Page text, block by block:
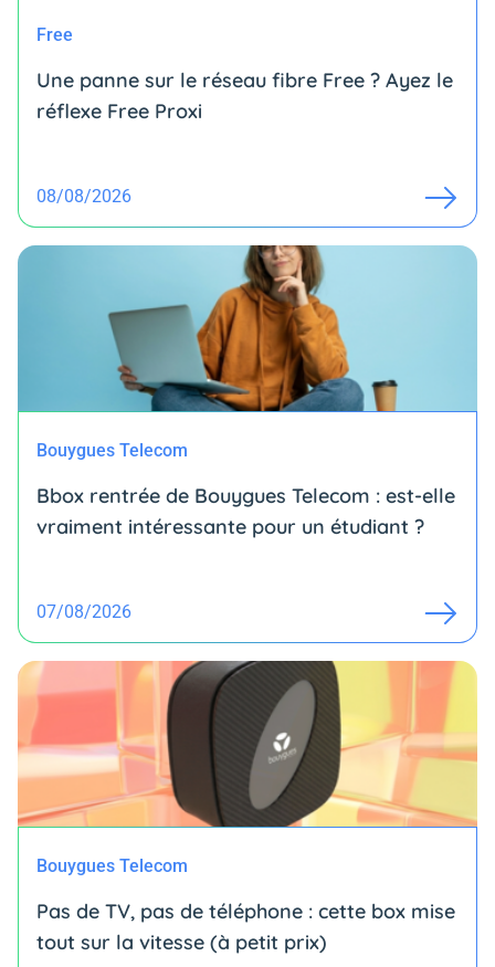
Free
Une panne sur le réseau fibre Free ? Ayez le
réflexe Free Proxi
08/08/2026
Bouygues Telecom
Bbox rentrée de Bouygues Telecom : est-elle
vraiment intéressante pour un étudiant ?
07/08/2026
Bouygues Telecom
Pas de TV, pas de téléphone : cette box mise
tout sur la vitesse (à petit prix)